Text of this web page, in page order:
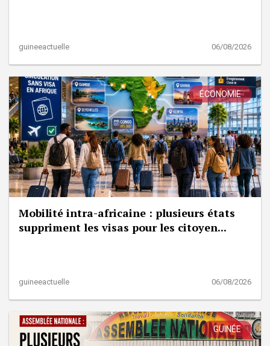
guineeactuelle 06/08/2026
ÉCONOMIE
Mobilité intra-africaine : plusieurs états
suppriment les visas pour les citoyen...
guineeactuelle 06/08/2026
GUINÉE